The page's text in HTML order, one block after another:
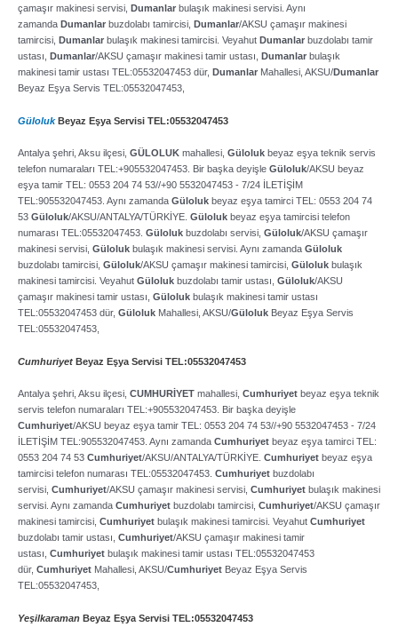
çamaşır makinesi servisi, Dumanlar bulaşık makinesi servisi. Aynı
zamanda Dumanlar buzdolabı tamircisi, Dumanlar/AKSU çamaşır makinesi
tamircisi, Dumanlar bulaşık makinesi tamircisi. Veyahut Dumanlar buzdolabı tamir
ustası, Dumanlar/AKSU çamaşır makinesi tamir ustası, Dumanlar bulaşık
makinesi tamir ustası TEL:05532047453 dür, Dumanlar Mahallesi, AKSU/Dumanlar
Beyaz Eşya Servis TEL:05532047453,
GülolukBeyaz Eşya Servisi TEL:05532047453
Antalya şehri, Aksu ilçesi, GÜLOLUK mahallesi, Güloluk beyaz eşya teknik servis
telefon numaraları TEL:+905532047453. Bir başka deyişle Güloluk/AKSU beyaz
eşya tamir TEL: 0553 204 74 53//+90 5532047453 ­- 7/24 İLETİŞİM
TEL:905532047453. Aynı zamanda Güloluk beyaz eşya tamirci TEL: 0553 204 74
53 Güloluk/AKSU/ANTALYA/TÜRKİYE. Güloluk beyaz eşya tamircisi telefon
numarası TEL:05532047453. Güloluk buzdolabı servisi, Güloluk/AKSU çamaşır
makinesi servisi, Güloluk bulaşık makinesi servisi. Aynı zamanda Güloluk
buzdolabı tamircisi, Güloluk/AKSU çamaşır makinesi tamircisi, Güloluk bulaşık
makinesi tamircisi. Veyahut Güloluk buzdolabı tamir ustası, Güloluk/AKSU
çamaşır makinesi tamir ustası, Güloluk bulaşık makinesi tamir ustası
TEL:05532047453 dür, Güloluk Mahallesi, AKSU/Güloluk Beyaz Eşya Servis
TEL:05532047453,
Cumhuriyet Beyaz Eşya Servisi TEL:05532047453
Antalya şehri, Aksu ilçesi, CUMHURİYET mahallesi, Cumhuriyet beyaz eşya teknik
servis telefon numaraları TEL:+905532047453. Bir başka deyişle
Cumhuriyet/AKSU beyaz eşya tamir TEL: 0553 204 74 53//+90 5532047453 ­- 7/24
İLETİŞİM TEL:905532047453. Aynı zamanda Cumhuriyet beyaz eşya tamirci TEL:
0553 204 74 53 Cumhuriyet/AKSU/ANTALYA/TÜRKİYE. Cumhuriyet beyaz eşya
tamircisi telefon numarası TEL:05532047453. Cumhuriyet buzdolabı
servisi, Cumhuriyet/AKSU çamaşır makinesi servisi, Cumhuriyet bulaşık makinesi
servisi. Aynı zamanda Cumhuriyet buzdolabı tamircisi, Cumhuriyet/AKSU çamaşır
makinesi tamircisi, Cumhuriyet bulaşık makinesi tamircisi. Veyahut Cumhuriyet
buzdolabı tamir ustası, Cumhuriyet/AKSU çamaşır makinesi tamir
ustası, Cumhuriyet bulaşık makinesi tamir ustası TEL:05532047453
dür, Cumhuriyet Mahallesi, AKSU/Cumhuriyet Beyaz Eşya Servis
TEL:05532047453,
Yeşilkaraman Beyaz Eşya Servisi TEL:05532047453